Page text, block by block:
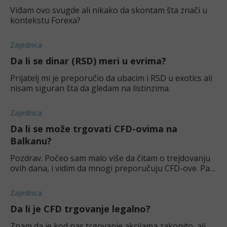
Viđam ovo svugde ali nikako da skontam šta znači u
kontekstu Forexa?
Zajednica
Da li se dinar (RSD) meri u evrima?
Prijatelj mi je preporučio da ubacim i RSD u exotics ali
nisam siguran šta da gledam na listinzima.
Zajednica
Da li se može trgovati CFD-ovima na
Balkanu?
Pozdrav. Počeo sam malo više da čitam o trejdovanju
ovih dana, i vidim da mnogi preporučuju CFD-ove. Pa
na Balkanu? Da li postoje neka pravila
Zajednica
Da li je CFD trgovanje legalno?